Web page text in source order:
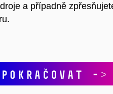
a případně